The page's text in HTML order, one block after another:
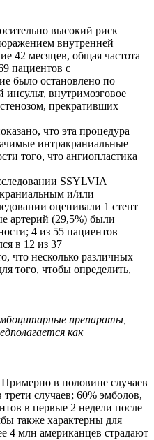
высокий риск
внутренней
42 месяцев, общая частота
пациентов с
было остановлено по
внутримозговое
прекративших
что эта процедура
интракраниальные
того, что ангиопластика
SSYLVIA
и/или
оценивали 1 стент
артерий (29,5%) были
4 из 55 пациентов
в 12 из 37
что несколько различных
того, чтобы определить,
препараты,
как
Примерно в половине случаев
случаев; 60% эмболов,
в первые 2 недели после
также характерны для
4 млн американцев страдают